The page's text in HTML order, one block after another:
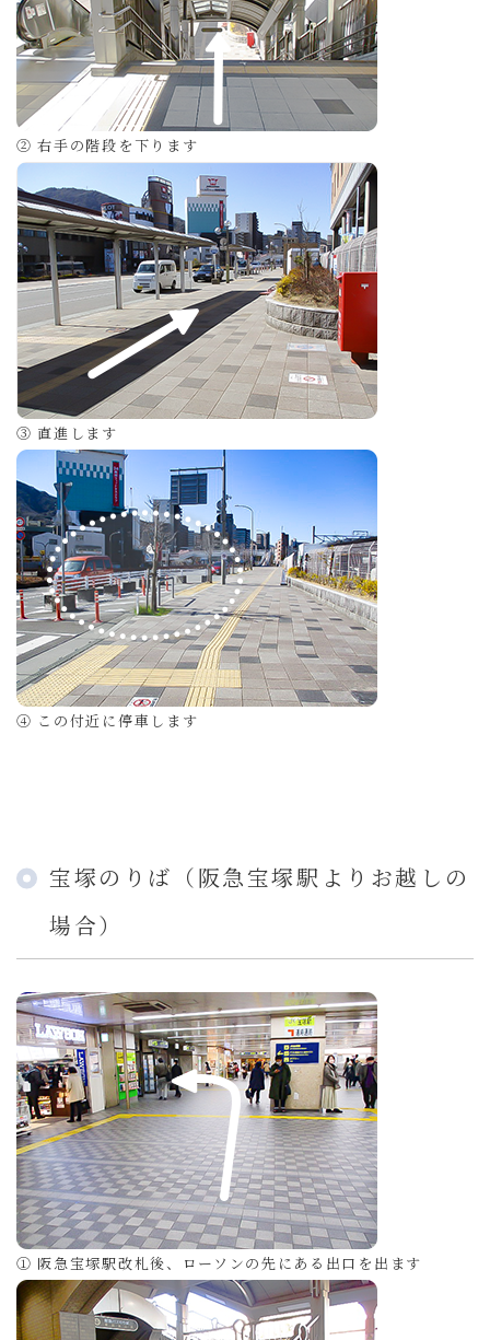
② 右手の階段を下ります
③ 直進します
④ この付近に停車します
宝塚のりば（阪急宝塚駅よりお越しの
場合）
① 阪急宝塚駅改札後、ローソンの先にある出口を出ます